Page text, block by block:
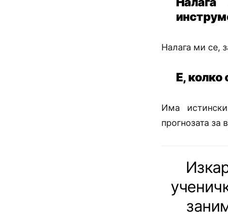
Налага ми се,
Е, колко
Има
прогнозата за